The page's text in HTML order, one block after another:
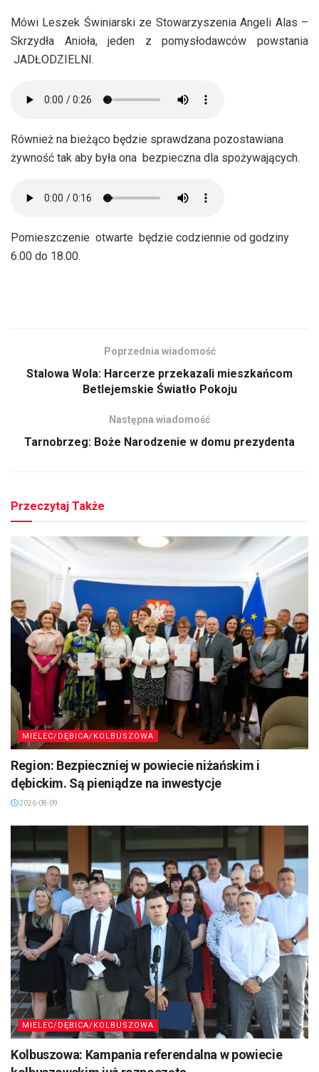
Mówi Leszek Świniarski ze Stowarzyszenia Angeli Alas –
Skrzydła Anioła, jeden z pomysłodawców powstania
JADŁODZIELNI.
Również na bieżąco będzie sprawdzana pozostawiana
żywność tak aby była ona bezpieczna dla spożywających.
Pomieszczenie otwarte będzie codziennie od godziny
6.00 do 18.00.
Poprzednia wiadomość
Stalowa Wola: Harcerze przekazali mieszkańcom
Betlejemskie Światło Pokoju
Następna wiadomość
Tarnobrzeg: Boże Narodzenie w domu prezydenta
Przeczytaj Także
MIELEC/DĘBICA/KOLBUSZOWA
Region: Bezpieczniej w powiecie niżańskim i
dębickim. Są pieniądze na inwestycje
2026-08-09
MIELEC/DĘBICA/KOLBUSZOWA
Kolbuszowa: Kampania referendalna w powiecie